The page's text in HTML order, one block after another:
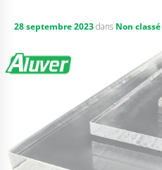
28 septembre 2023dans Non classé